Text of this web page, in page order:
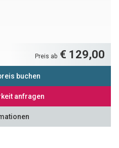
Preis ab € 129,00
buchen
anfragen